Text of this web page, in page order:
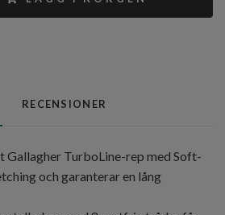
RECENSIONER
TurboLine-rep med Soft-
och garanterar en lång